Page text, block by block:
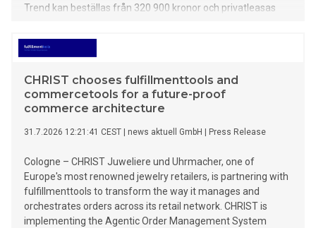
Trend kan beställas från 320 900 kronor och privatleasas
tillgänglig för utrustningsnivåerna Life och Style.
Effektnivåerna är 85 kW/116 hk respektive 99 kW/135 hk.
CHRIST chooses fulfillmenttools and
commercetools for a future-proof
commerce architecture
31.7.2026 12:21:41 CEST news aktuell GmbH Press Release
Cologne – CHRIST Juweliere und Uhrmacher, one of
Europe's most renowned jewelry retailers, is partnering with
fulfillmenttools to transform the way it manages and
orchestrates orders across its retail network. CHRIST is
implementing the Agentic Order Management System